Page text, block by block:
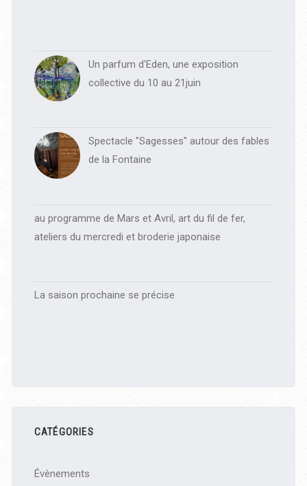
Un parfum d'Eden, une exposition
collective du 10 au 21juin
Spectacle "Sagesses" autour des fables
de la Fontaine
au programme de Mars et Avril, art du fil de fer,
ateliers du mercredi et broderie japonaise
La saison prochaine se précise
CATÉGORIES
Évènements